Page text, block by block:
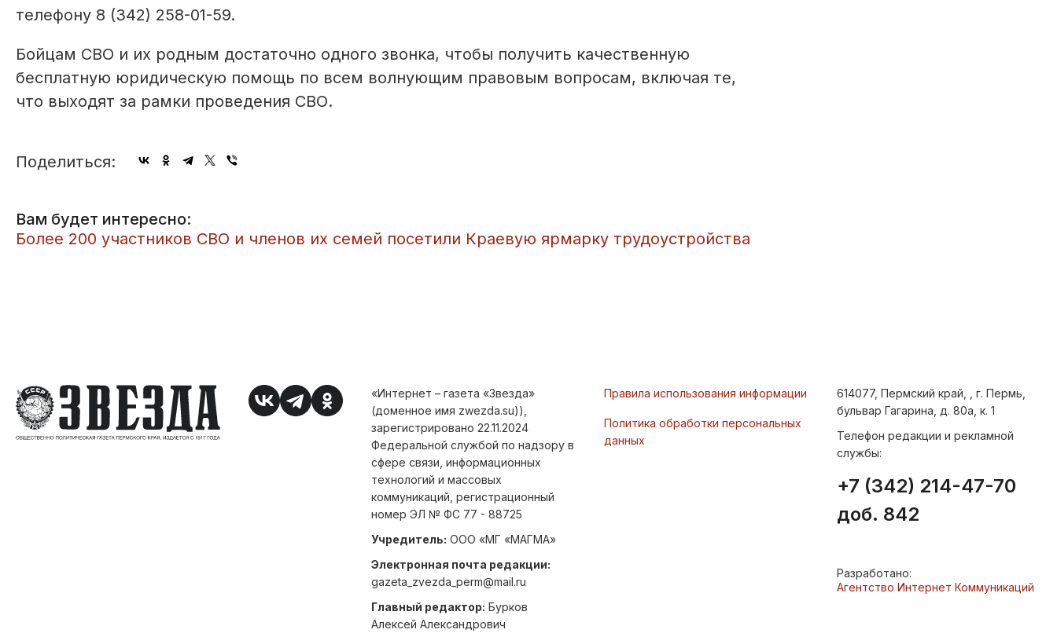
телефону 8 (342) 258-01-59.
Бойцам СВО и их родным достаточно одного звонка, чтобы получить качественную
бесплатную юридическую помощь по всем волнующим правовым вопросам, включая те,
что выходят за рамки проведения СВО.
Поделиться:
Вам будет интересно:
Более 200 участников СВО и членов их семей посетили Краевую ярмарку трудоустройства
«Интернет – газета «Звезда»
(доменное имя zwezda.su)),
зарегистрировано 22.11.2024
Федеральной службой по надзору в
сфере связи, информационных
технологий и массовых
коммуникаций, регистрационный
номер ЭЛ № ФС 77 - 88725
Учредитель: ООО «МГ «МАГМА»
Электронная почта редакции:
gazeta_zvezda_perm@mail.ru
Главный редактор: Бурков
Алексей Александрович
Правила использования информации
Политика обработки персональных
данных
614077, Пермский край, , г. Пермь,
бульвар Гагарина, д. 80а, к. 1
Телефон редакции и рекламной
службы:
+7 (342) 214-47-70
доб. 842
Разработано:
Агентство Интернет Коммуникаций